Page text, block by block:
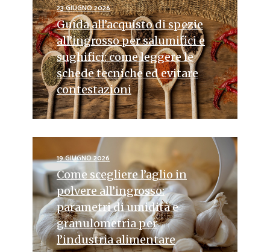
23 GIUGNO 2026
Guida all’acquisto di spezie
all’ingrosso per salumifici e
sughifici: come leggere le
schede tecniche ed evitare
contestazioni
19 GIUGNO 2026
Come scegliere l’aglio in
polvere all’ingrosso:
parametri di umidità e
granulometria per
l’industria alimentare